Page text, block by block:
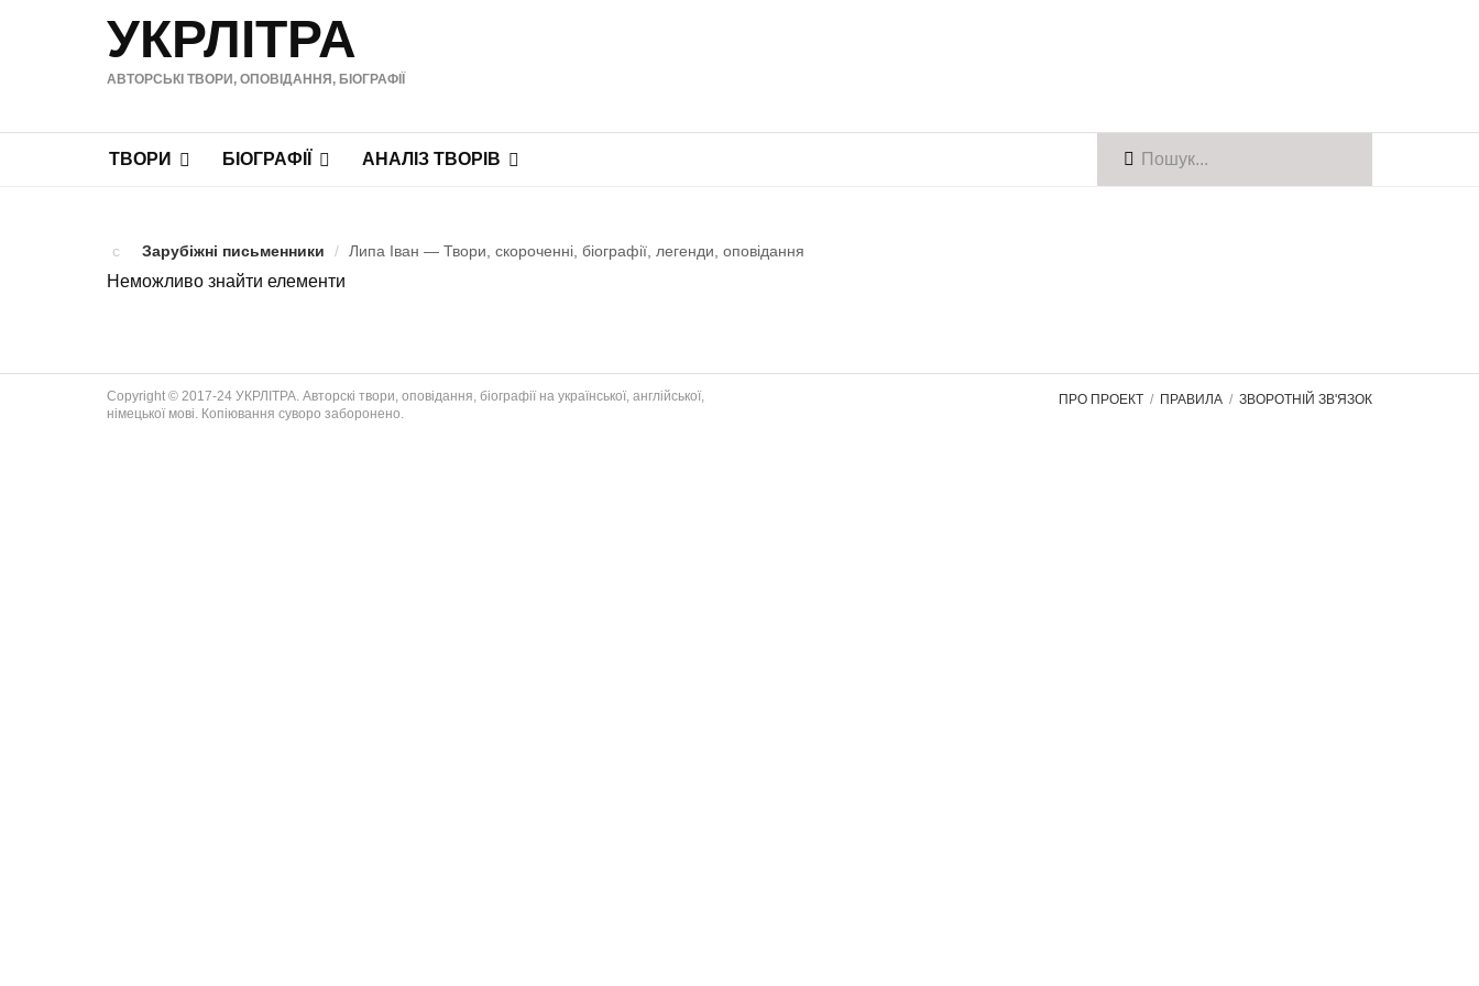
УКРЛІТРА
АВТОРСЬКІ ТВОРИ, ОПОВІДАННЯ, БІОГРАФІЇ
ТВОРИ БІОГРАФІЇ АНАЛІЗ ТВОРІВ
Зарубіжні письменники / Липа Іван — Твори, скороченні, біографії, легенди, оповiдання
Неможливо знайти елементи
Copyright © 2017-24 УКРЛІТРА. Авторскі твори, оповідання, біографії на української, англійської,
німецької мові. Копіювання суворо заборонено.
ПРО ПРОЕКТ ПРАВИЛА ЗВОРОТНІЙ ЗВ'ЯЗОК